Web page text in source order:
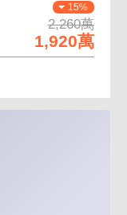
15%
2,260萬
1,920萬